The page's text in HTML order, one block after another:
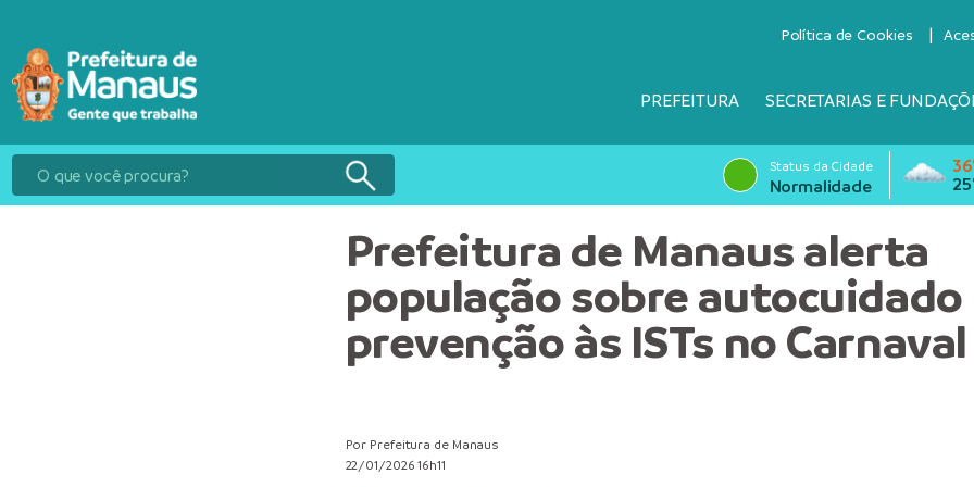
Política de Cookies
PREFEITURA SECRETARIAS E
Status da Cidade
Normalidade
Prefeitura de Manaus alerta
população sobre autocuidado
prevenção às ISTs no Carnaval
Por Prefeitura de Manaus
22/01/2026 16h11